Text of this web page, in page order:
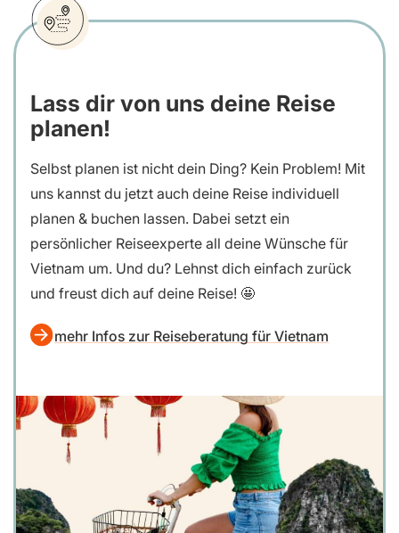
Lass dir von uns deine Reise
planen!
Selbst planen ist nicht dein Ding? Kein Problem! Mit
uns kannst du jetzt auch deine Reise individuell
planen & buchen lassen. Dabei setzt ein
persönlicher Reiseexperte all deine Wünsche für
Vietnam um. Und du? Lehnst dich einfach zurück
und freust dich auf deine Reise! 🤩
mehr Infos zur Reiseberatung für Vietnam